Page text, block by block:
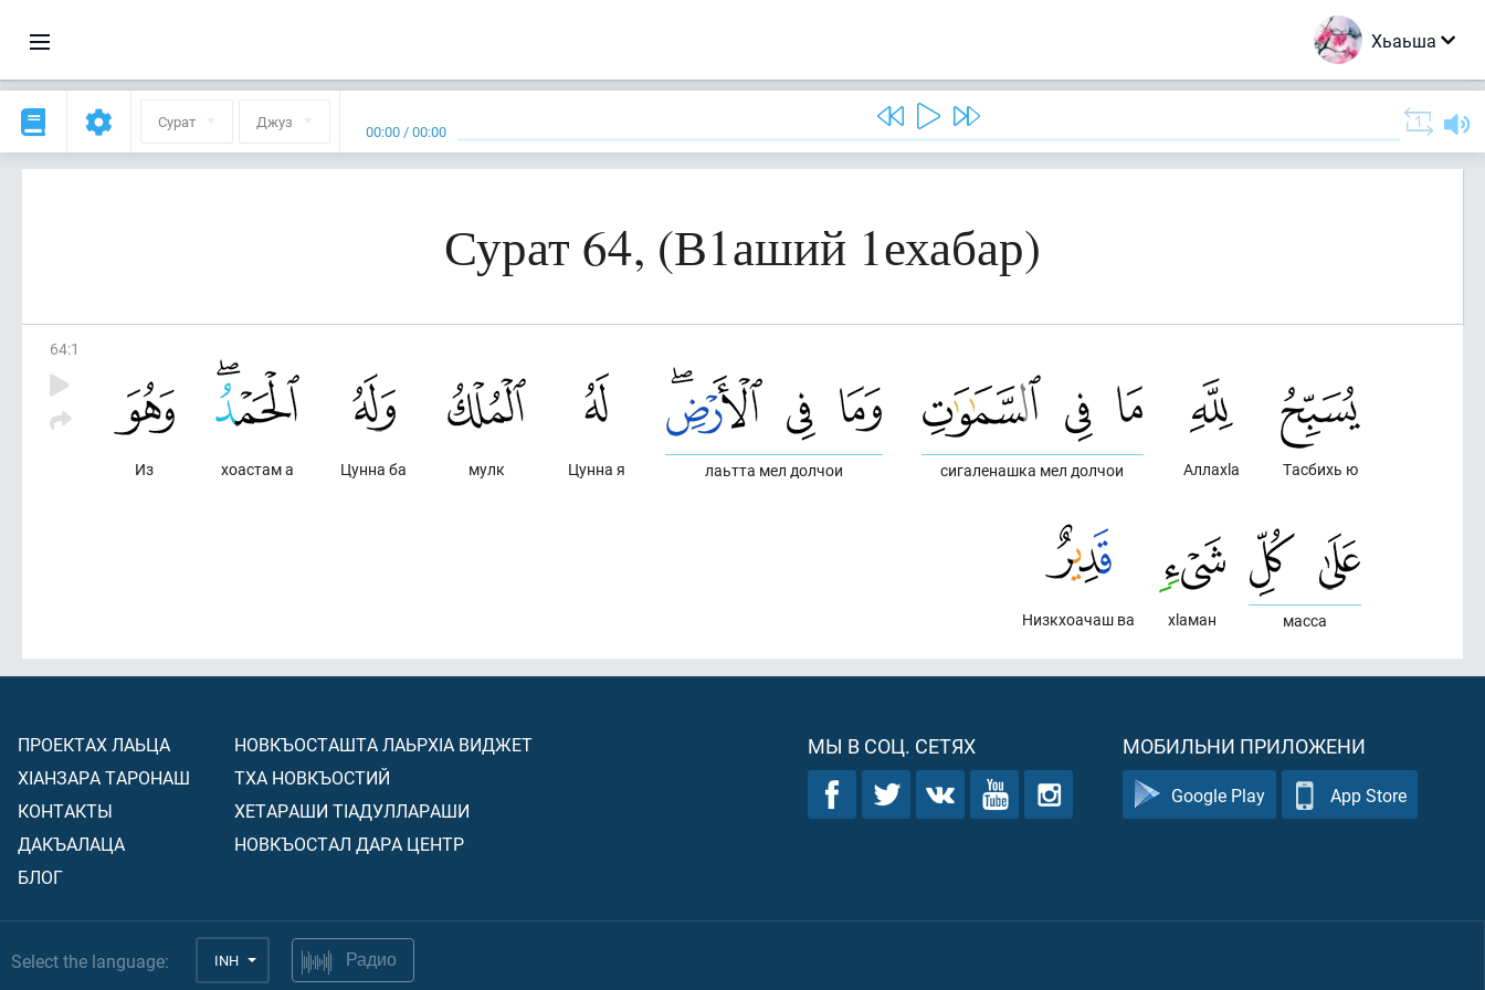
Хьаьша
Сурат Джуз 00:00 /00:00
Сурат 64, (В1аший 1ехабар)
64:1
Тасбихь ю
Аллахlа
сигаленашка мел долчои
лаьтта мел долчои
Цунна я
мулк
Цунна ба
хоастам а
Из
масса
хlаман
Низкхоачаш ва
ПРОЕКТАХ ЛАЬЦА
ХIАНЗАРА ТАРОНАШ
КОНТАКТЫ
ДАКЪАЛАЦА
БЛОГ
НОВКЪОСТАШТА ЛАЬРХIА ВИДЖЕТ
ТХА НОВКЪОСТИЙ
ХЕТАРАШИ ТIАДУЛЛАРАШИ
НОВКЪОСТАЛ ДАРА ЦЕНТР
МЫ В СОЦ. СЕТЯХ МОБИЛЬНИ ПРИЛОЖЕНИ
Google Play App Store
Select the language: INH Радио